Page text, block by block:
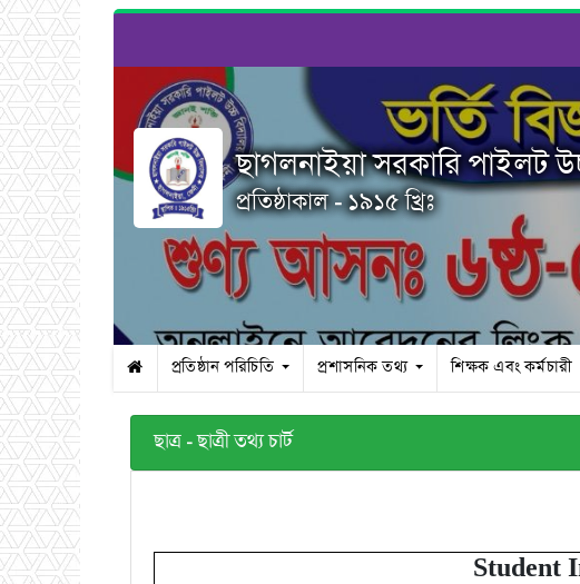
ছাগলনাইয়া সরকারি পাইলট
প্রতিষ্ঠাকাল - ১৯১৫ খ্রিঃ
প্রতিষ্ঠান পরিচিতি প্রশাসনিক তথ্য শিক্ষক এবং কর্মচারী
ছাত্র - ছাত্রী তথ্য চার্ট
Student